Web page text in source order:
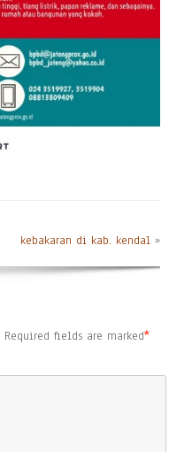
kebakaran di kab. kendal »
Required fields are marked*